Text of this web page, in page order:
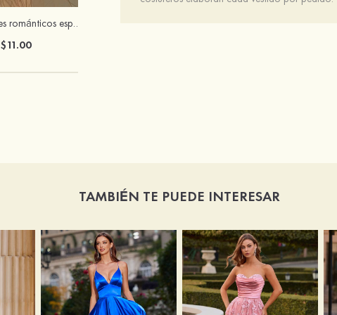
Encantadores románticos espléndido circón pendientes
$11.00
TAMBIÉN TE PUEDE INTERESAR